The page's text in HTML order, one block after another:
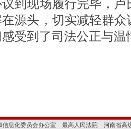
议到现场履行完毕，
源头，切实减轻群
受到了司法公正与温
信息化委员会办公室 最高人民法院 河南省高